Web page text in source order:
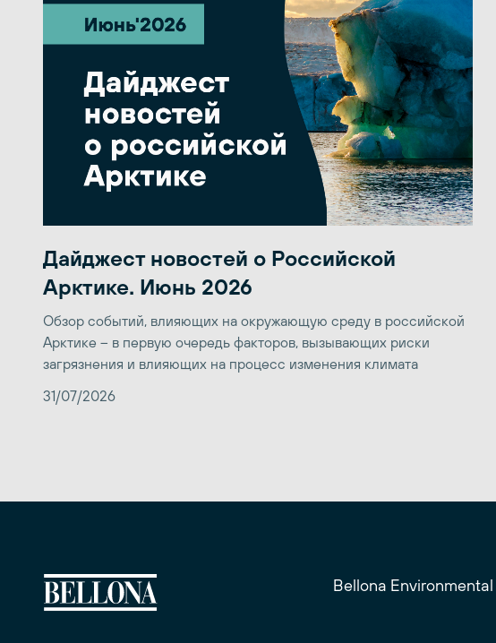
Дайджест новостей о Российской
Арктике. Июнь 2026
Обзор событий, влияющих на окружающую среду в российской
Арктике – в первую очередь факторов, вызывающих риски
загрязнения и влияющих на процесс изменения климата
31/07/2026
Bellona